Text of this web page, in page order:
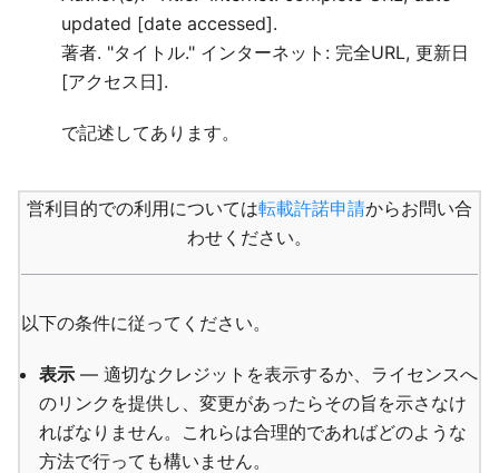
updated [date accessed].
著者. "タイトル." インターネット: 完全URL, 更新日
[アクセス日].
で記述してあります。
営利目的での利用については転載許諾申請からお問い合
わせください。
以下の条件に従ってください。
表示 — 適切なクレジットを表示するか、ライセンスへ
のリンクを提供し、変更があったらその旨を示さなけ
ればなりません。これらは合理的であればどのような
方法で行っても構いません。